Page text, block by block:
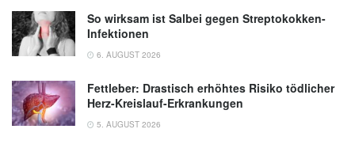
So wirksam ist Salbei gegen Streptokokken-
Infektionen
6. AUGUST 2026
Fettleber: Drastisch erhöhtes Risiko tödlicher
Herz-Kreislauf-Erkrankungen
5. AUGUST 2026